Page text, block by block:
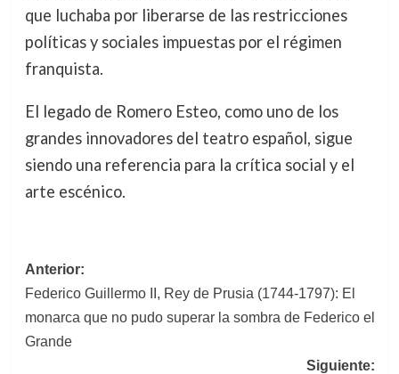
que luchaba por liberarse de las restricciones
políticas y sociales impuestas por el régimen
franquista.
El legado de Romero Esteo, como uno de los
grandes innovadores del teatro español, sigue
siendo una referencia para la crítica social y el
arte escénico.
Navegación
de
entradas
Anterior:
Federico Guillermo II, Rey de Prusia (1744-1797): El
monarca que no pudo superar la sombra de Federico el
Grande
Siguiente: